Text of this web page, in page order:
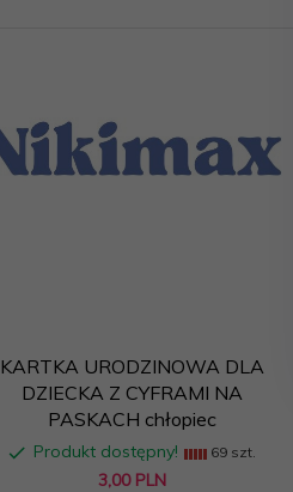
KARTKA URODZINOWA DLA
DZIECKA Z CYFRAMI NA
PASKACH chłopiec
Produkt dostępny! 69 szt.
3,00 PLN